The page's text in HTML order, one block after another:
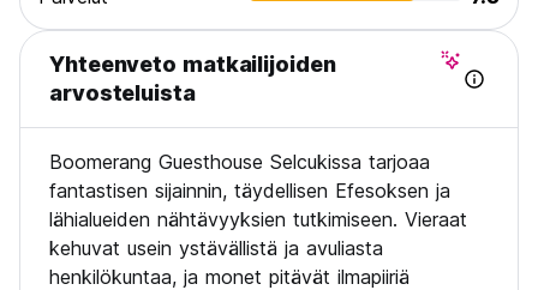
Yhteenveto matkailijoiden
arvosteluista
Boomerang Guesthouse Selcukissa tarjoaa
fantastisen sijainnin, täydellisen Efesoksen ja
lähialueiden nähtävyyksien tutkimiseen. Vieraat
kehuvat usein ystävällistä ja avuliasta
henkilökuntaa, ja monet pitävät ilmapiiriä